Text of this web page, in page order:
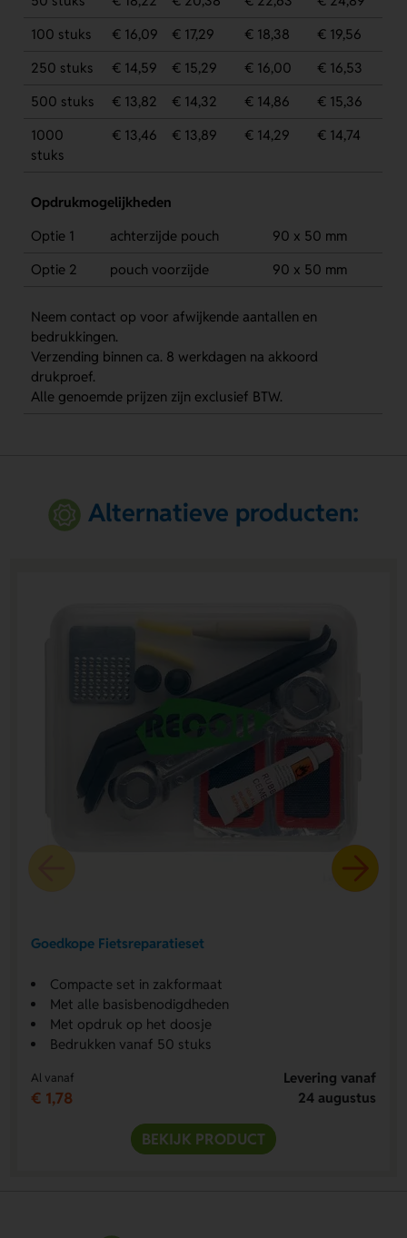
100 stuks
€ 16,09 € 17,29 € 18,38
€ 19,56
250 stuks
€ 14,59 € 15,29 € 16,00
€ 16,53
500 stuks
€ 13,82 € 14,32 € 14,86
€ 15,36
1000
stuks
€ 13,46 € 13,89 € 14,29 € 14,74
Opdrukmogelijkheden
Optie 1
achterzijde pouch
90 x 50 mm
Optie 2
pouch voorzijde 90 x 50 mm
Neem contact op voor afwijkende aantallen en
bedrukkingen.
Verzending binnen ca. 8 werkdagen na akkoord
drukproef.
Alle genoemde prijzen zijn exclusief BTW.
Alternatieve producten:
Goedkope Fietsreparatieset
Compacte set in zakformaat
Met alle basisbenodigdheden
Met opdruk op het doosje
Bedrukken vanaf 50 stuks
Al vanaf
€ 1,78
Levering vanaf
24 augustus
BEKIJK PRODUCT